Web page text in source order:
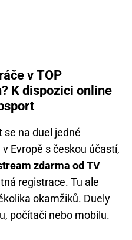
v TOP
K dispozici online
na duel jedné
Evropě s českou účastí,
zdarma od TV
registrace. Tu ale
okamžiků. Duely
počítači nebo mobilu.